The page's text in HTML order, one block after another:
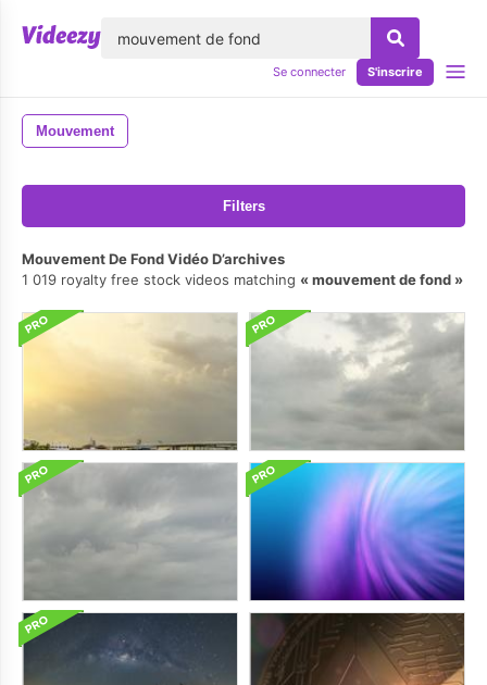
Se connecter S'inscrire
Mouvement
Filters
Mouvement De Fond Vidéo D’archives
1 019 royalty free stock videos matching
mouvement de fond